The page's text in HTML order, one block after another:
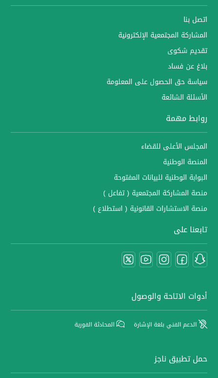
اتصل بنا
المشاركة المجتمعية الإلكترونية
تقديم شكوى
بلاغ عن فساد
سياسة حق الحصول على المعلومة
الأسئلة الشائعة
روابط مهمة
المجلس الأعلى للقضاء
المنصة الوطنية
البوابة الوطنية للبيانات المفتوحة
منصة المشاركة المجتمعية ( تفاعل )
منصة الاستشارات القانونية ( استطلاع )
تابعنا على
أدوات الاتاحة والوصول
الدعم الفني بلغة الإشارة المحادثة الفورية
حمل تطبيق ناجز